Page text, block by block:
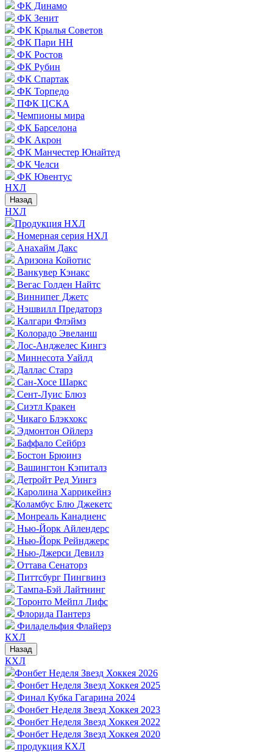
ФК Динамо
ФК Зенит
ФК Крылья Советов
ФК Пари НН
ФК Ростов
ФК Рубин
ФК Спартак
ФК Торпедо
ПФК ЦСКА
Чемпионы мира
ФК Барселона
ФК Акрон
ФК Манчестер Юнайтед
ФК Челси
ФК Ювентус
НХЛ
Назад
НХЛ
Продукция НХЛ
Номерная серия НХЛ
Анахайм Дакс
Аризона Койотис
Ванкувер Кэнакс
Вегас Голден Найтс
Виннипег Джетс
Нэшвилл Предаторз
Калгари Флэймз
Колорадо Эвеланш
Лос-Анджелес Кингз
Миннесота Уайлд
Даллас Старз
Сан-Хосе Шаркс
Сент-Луис Блюз
Сиэтл Кракен
Чикаго Блэкхокс
Эдмонтон Ойлерз
Баффало Сейбрз
Бостон Брюинз
Вашингтон Кэпиталз
Детройт Ред Уингз
Каролина Харрикейнз
Коламбус Блю Джекетс
Монреаль Канадиенс
Нью-Йорк Айлендерс
Нью-Йорк Рейнджерс
Нью-Джерси Девилз
Оттава Сенаторз
Питтсбург Пингвинз
Тампа-Бэй Лайтнинг
Торонто Мейпл Лифс
Флорида Пантерз
Филадельфия Флайерз
КХЛ
Назад
КХЛ
Фонбет Неделя Звезд Хоккея 2026
Фонбет Неделя Звезд Хоккея 2025
Финал Кубка Гагарина 2024
Фонбет Неделя Звезд Хоккея 2023
Фонбет Неделя Звезд Хоккея 2022
Фонбет Неделя Звезд Хоккея 2020
продукция КХЛ